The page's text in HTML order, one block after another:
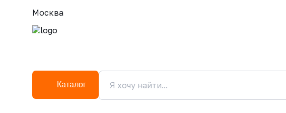
Москва
Каталог